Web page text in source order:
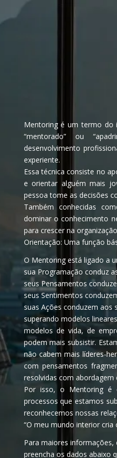
Mentoring é um termo do
“mentorado” ou
desenvolvimento
experiente.
Essa técnica consiste no
e orientar alguém mais
pessoa tome as decisões
Também conhecidas
dominar o conhecimento
para crescer na
Orientação: Uma função
O Mentoring está ligado a
sua Programação conduz
seus Pensamentos
seus Sentimentos
suas Ações conduzem aos
superando modelos
modelos de vida, de
podem mais subsistir.
não cabem mais líderes-
com pensamentos
resolvidas com
Por isso, o Mentoring é
processos que estamos
reconhecemos nossas
“O meu mundo interior cria
Para maiores
preencha os dados abaixo